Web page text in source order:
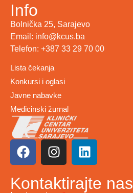
Info
Bolnička 25, Sarajevo
Email: info@kcus.ba
Telefon: +387 33 29 70 00
Lista čekanja
Konkursi i oglasi
Javne nabavke
Medicinski žurnal
Kontaktirajte nas